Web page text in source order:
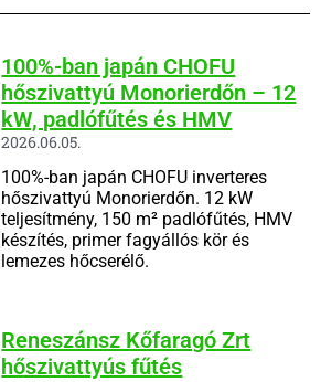
100%-ban japán CHOFU
hőszivattyú Monorierdőn – 12
kW, padlófűtés és HMV
2026.06.05.
100%-ban japán CHOFU inverteres
hőszivattyú Monorierdőn. 12 kW
teljesítmény, 150 m² padlófűtés, HMV
készítés, primer fagyállós kör és
lemezes hőcserélő.
Reneszánsz Kőfaragó Zrt
hőszivattyús fűtés